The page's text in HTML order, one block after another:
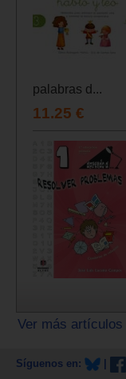
palabras d...
11.25 €
Ver más artículos
Síguenos en: